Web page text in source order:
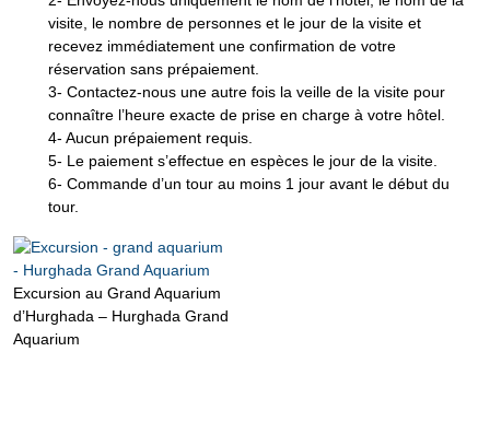
visite, le nombre de personnes et le jour de la visite et
recevez immédiatement une confirmation de votre
réservation sans prépaiement.
3- Contactez-nous une autre fois la veille de la visite pour
connaître l’heure exacte de prise en charge à votre hôtel.
4- Aucun prépaiement requis.
5- Le paiement s’effectue en espèces le jour de la visite.
6- Commande d’un tour au moins 1 jour avant le début du
tour.
Excursion au Grand Aquarium
d’Hurghada – Hurghada Grand
Aquarium